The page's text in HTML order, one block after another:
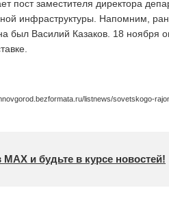
пост заместителя директора
инфраструктуры. Напомним,
был Василий Казаков. 18 ноября
listnews/sovetskogo-
и будьте в курсе новостей!